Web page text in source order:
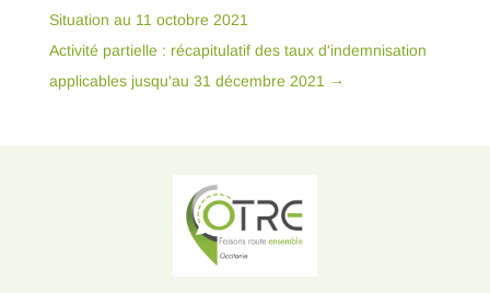
Situation au 11 octobre 2021
Activité partielle : récapitulatif des taux d'indemnisation
applicables jusqu'au 31 décembre 2021→